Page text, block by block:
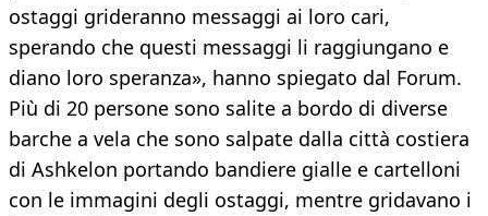
ostaggi grideranno messaggi ai loro cari,
sperando che questi messaggi li raggiungano e
diano loro speranza», hanno spiegato dal Forum.
Più di 20 persone sono salite a bordo di diverse
barche a vela che sono salpate dalla città costiera
di Ashkelon portando bandiere gialle e cartelloni
con le immagini degli ostaggi, mentre gridavano i